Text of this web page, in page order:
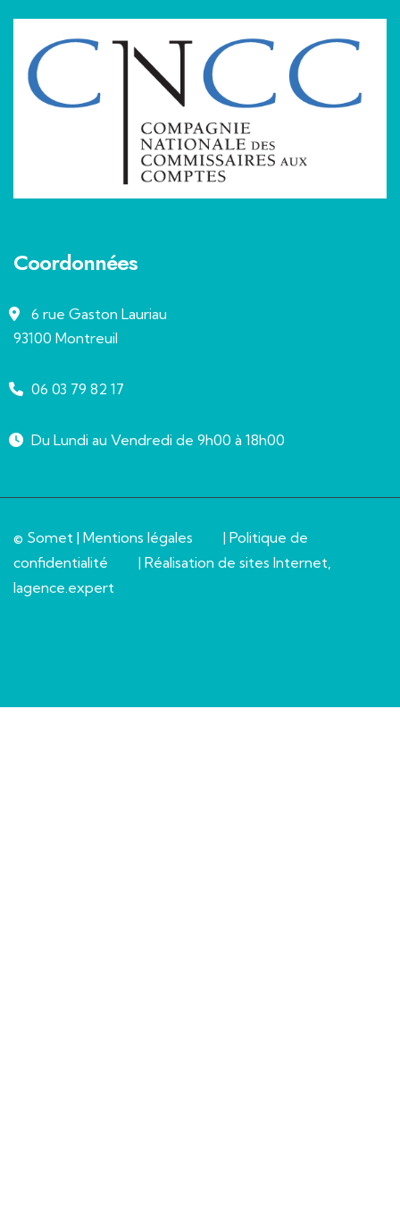
Coordonnées
6 rue Gaston Lauriau
93100 Montreuil
06 03 79 82 17
Du Lundi au Vendredi de 9h00 à 18h00
© Somet | Mentions légales | Politique de
confidentialité
| Réalisation de sites Internet,
lagence.expert